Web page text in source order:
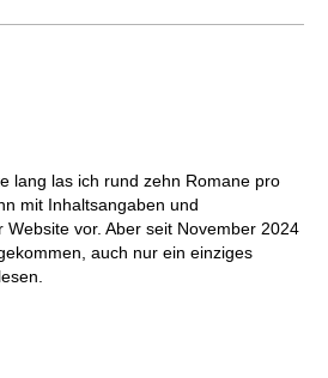
lang las ich rund zehn Romane pro
mit Inhaltsangaben und
Website vor. Aber seit November 2024
auch nur ein einziges